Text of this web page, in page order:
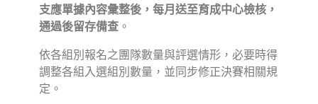
支應單據內容彙整後，每月送至育成中心檢核，
通過後留存備查 。
依各組別報名之團隊數量與評選情形，必要時得
調整各組入選組別數量，並同步修正決賽相關規
定。